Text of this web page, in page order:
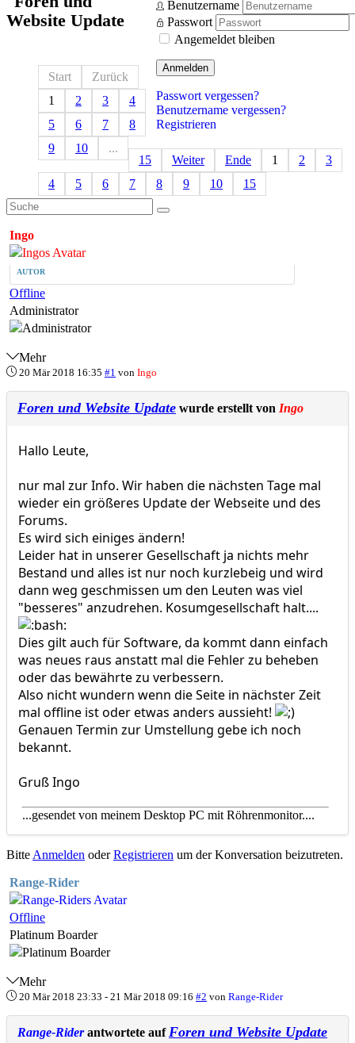
Benutzername
Passwort
Angemeldet bleiben
Anmelden
Passwort vergessen?
Benutzername vergessen?
Registrieren
Website Update
Start
Zurück
1
2 3
4
5
6 7
8
9
10
...
15
Weiter Ende 1 2
3
4
5 6 7 8 9 10 15
Ingo
AUTOR
Offline
Administrator
Mehr
20 Mär 2018 16:35 #1 von Ingo
Foren und Website Update wurde erstellt von Ingo
Hallo Leute,
nur mal zur Info. Wir haben die nächsten Tage mal
wieder ein größeres Update der Webseite und des
Forums.
Es wird sich einiges ändern!
Leider hat in unserer Gesellschaft ja nichts mehr
Bestand und alles ist nur noch kurzlebeig und wird
dann weg geschmissen um den Leuten was viel
"besseres" anzudrehen. Kosumgesellschaft halt....
Dies gilt auch für Software, da kommt dann einfach
was neues raus anstatt mal die Fehler zu beheben
oder das bewährte zu verbessern.
Also nicht wundern wenn die Seite in nächster Zeit
mal offline ist oder etwas anders aussieht!
Genauen Termin zur Umstellung gebe ich noch
bekannt.
Gruß Ingo
...gesendet von meinem Desktop PC mit Röhrenmonitor....
Bitte Anmelden oderRegistrieren um der Konversation beizutreten.
Range-Rider
Offline
Platinum Boarder
Mehr
20 Mär 2018 23:33 - 21 Mär 2018 09:16 #2 von Range-Rider
Range-Riderantwortete aufForen und Website Update